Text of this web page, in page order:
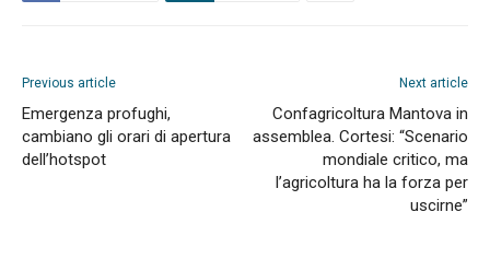
Previous article
Emergenza profughi,
cambiano gli orari di apertura
dell’hotspot
Next article
Confagricoltura Mantova in
assemblea. Cortesi: “Scenario
mondiale critico, ma
l’agricoltura ha la forza per
uscirne”